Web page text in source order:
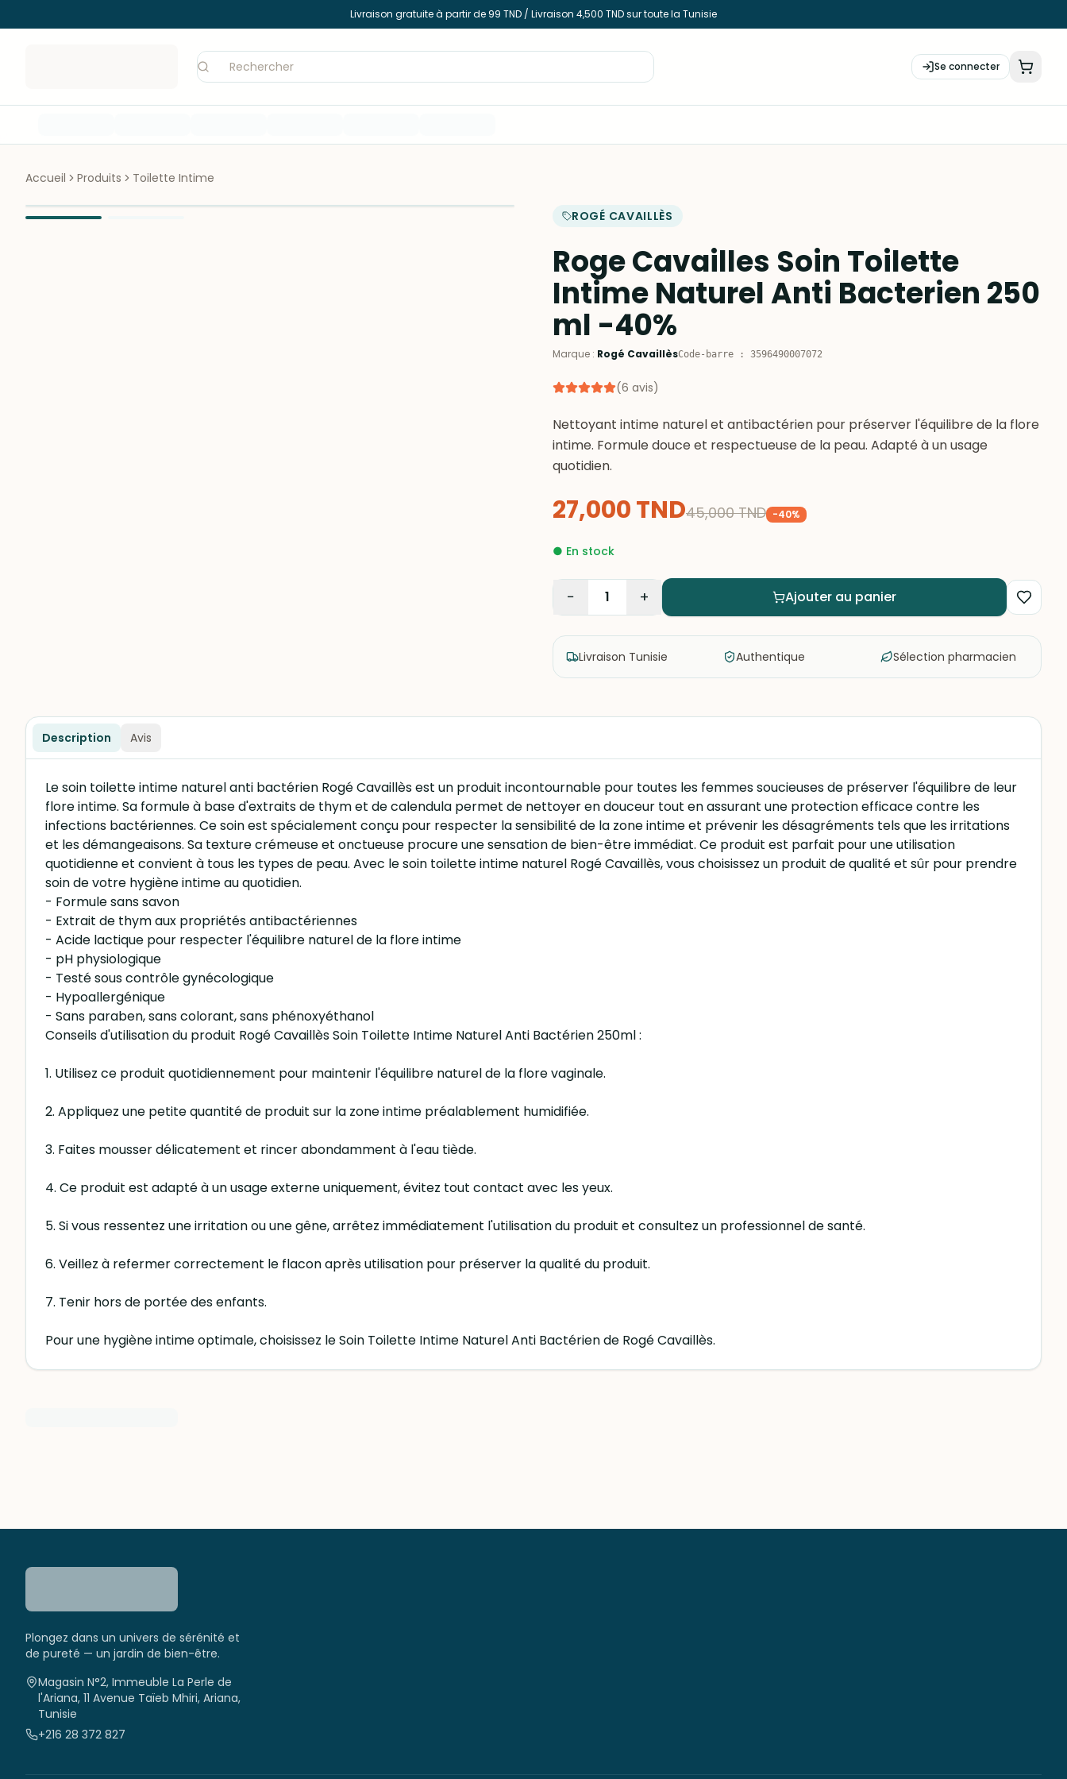
Livraison gratuite à partir de 99 TND / Livraison 4,500 TND sur toute la Tunisie
Se connecter
Accueil Produits Toilette Intime
ROGÉ CAVAILLÈS
Roge Cavailles Soin Toilette
Intime Naturel Anti Bacterien 250
ml -40%
Marque : Rogé CavaillèsCode-barre : 3596490007072
(6 avis)
Nettoyant intime naturel et antibactérien pour préserver l'équilibre de la flore
intime. Formule douce et respectueuse de la peau. Adapté à un usage
quotidien.
27,000TND45,000 TND -40%
● En stock
− 1 + Ajouter au panier
Livraison Tunisie Authentique Sélection pharmacien
Description Avis
Le soin toilette intime naturel anti bactérien Rogé Cavaillès est un produit incontournable pour toutes les femmes soucieuses de préserver l'équilibre de leur
flore intime. Sa formule à base d'extraits de thym et de calendula permet de nettoyer en douceur tout en assurant une protection efficace contre les
infections bactériennes. Ce soin est spécialement conçu pour respecter la sensibilité de la zone intime et prévenir les désagréments tels que les irritations
et les démangeaisons. Sa texture crémeuse et onctueuse procure une sensation de bien-être immédiat. Ce produit est parfait pour une utilisation
quotidienne et convient à tous les types de peau. Avec le soin toilette intime naturel Rogé Cavaillès, vous choisissez un produit de qualité et sûr pour prendre
soin de votre hygiène intime au quotidien.
- Formule sans savon
- Extrait de thym aux propriétés antibactériennes
- Acide lactique pour respecter l'équilibre naturel de la flore intime
- pH physiologique
- Testé sous contrôle gynécologique
- Hypoallergénique
- Sans paraben, sans colorant, sans phénoxyéthanol
Conseils d'utilisation du produit Rogé Cavaillès Soin Toilette Intime Naturel Anti Bactérien 250ml :
1. Utilisez ce produit quotidiennement pour maintenir l'équilibre naturel de la flore vaginale.
2. Appliquez une petite quantité de produit sur la zone intime préalablement humidifiée.
3. Faites mousser délicatement et rincer abondamment à l'eau tiède.
4. Ce produit est adapté à un usage externe uniquement, évitez tout contact avec les yeux.
5. Si vous ressentez une irritation ou une gêne, arrêtez immédiatement l'utilisation du produit et consultez un professionnel de santé.
6. Veillez à refermer correctement le flacon après utilisation pour préserver la qualité du produit.
7. Tenir hors de portée des enfants.
Pour une hygiène intime optimale, choisissez le Soin Toilette Intime Naturel Anti Bactérien de Rogé Cavaillès.
Plongez dans un univers de sérénité et
de pureté — un jardin de bien-être.
Magasin N°2, Immeuble La Perle de
l'Ariana, 11 Avenue Taïeb Mhiri, Ariana,
Tunisie
+216 28 372 827